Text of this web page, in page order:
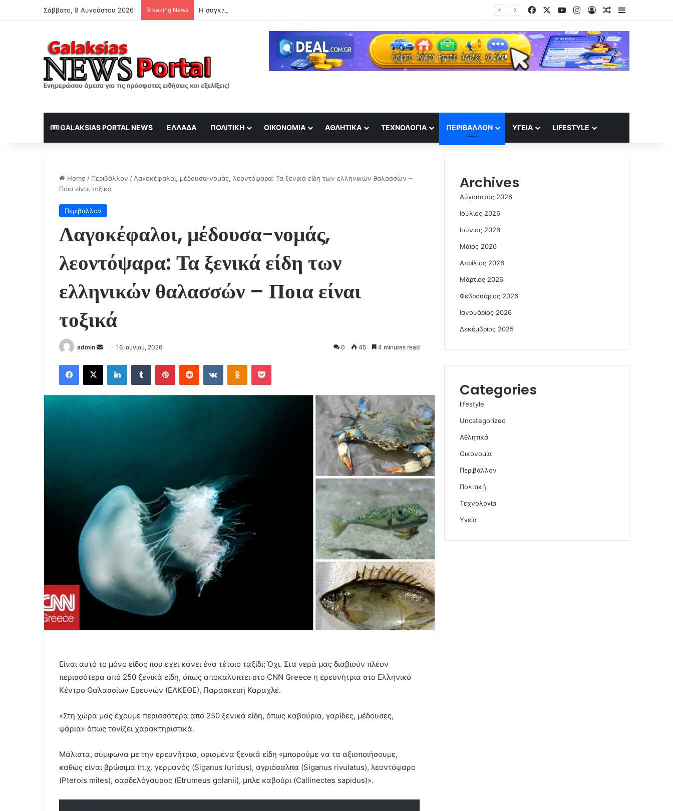
Σάββατο, 8 Αυγούστου 2026 Breaking News Η συγκινητική αποκάλυψη για τη δηµιουργία οικογένειας με τον Tyler McBeth FacebookYouTubeInstagram
Log InRandom Article
Sidebar
GALAKSIAS PORTAL NEWS ΕΛΛΆΔΑ ΠΟΛΙΤΙΚΉ ΟΙΚΟΝΟΜΊΑ ΑΘΛΗΤΙΚΆ ΤΕΧΝΟΛΟΓΊΑ ΠΕΡΙΒΆΛΛΟΝ ΥΓΕΊΑ LIFESTYLE
Home / Περιβάλλον / Λαγοκέφαλοι, μέδουσα-νομάς, λεοντόψαρα: Τα ξενικά είδη των ελληνικών θαλασσών –
Ποια είναι τοξικά
Περιβάλλον
Λαγοκέφαλοι, μέδουσα-νομάς,
λεοντόψαρα: Τα ξενικά είδη των
ελληνικών θαλασσών – Ποια είναι
τοξικά
admin
Send
email
16 Ιουνίου, 2026 0 45 4 minutes read
Facebook
X LinkedInTumblr PinterestReddit VKontakteOdnoklassniki
Pocket
Είναι αυτό το μόνο είδος που έχει κάνει ένα τέτοιο ταξίδι; Όχι. Στα νερά μας διαβιούν πλέον
περισσότερα από 250 ξενικά είδη, όπως αποκαλύπτει στο CNN Greece η ερευνήτρια στο Ελληνικό
Κέντρο Θαλασσίων Ερευνών (ΕΛΚΕΘΕ), Παρασκευή Καραχλέ.
«Στη χώρα μας έχουμε περισσότερα από 250 ξενικά είδη, όπως καβούρια, γαρίδες, μέδουσες,
ψάρια» όπως τονίζει χαρακτηριστικά.
Μάλιστα, σύμφωνα με την ερευνήτρια, ορισμένα ξενικά είδη «μπορούμε να τα αξιοποιήσουμε,
καθώς είναι βρώσιμα (π.χ. γερμανός (Siganus luridus), αγριόσαλπα (Siganus rivulatus), λεοντόψαρο
(Pterois miles), σαρδελόγαυρος (Etrumeus golanii), μπλε καβούρι (Callinectes sapidus)».
Archives
Αύγουστος 2026
Ιούλιος 2026
Ιούνιος 2026
Μάιος 2026
Απρίλιος 2026
Μάρτιος 2026
Φεβρουάριος 2026
Ιανουάριος 2026
Δεκέμβριος 2025
Categories
lifestyle
Uncategorized
Αθλητικά
Οικονομία
Περιβάλλον
Πολιτική
Τεχνολογία
Υγεία